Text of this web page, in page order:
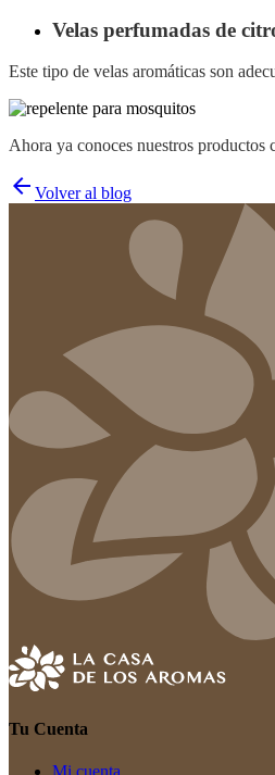
Velas perfumadas de
Este tipo de velas aromáticas son
Ahora ya conoces nuestros productos
arrow_back Volver al blog
Tu Cuenta
Mi cuenta